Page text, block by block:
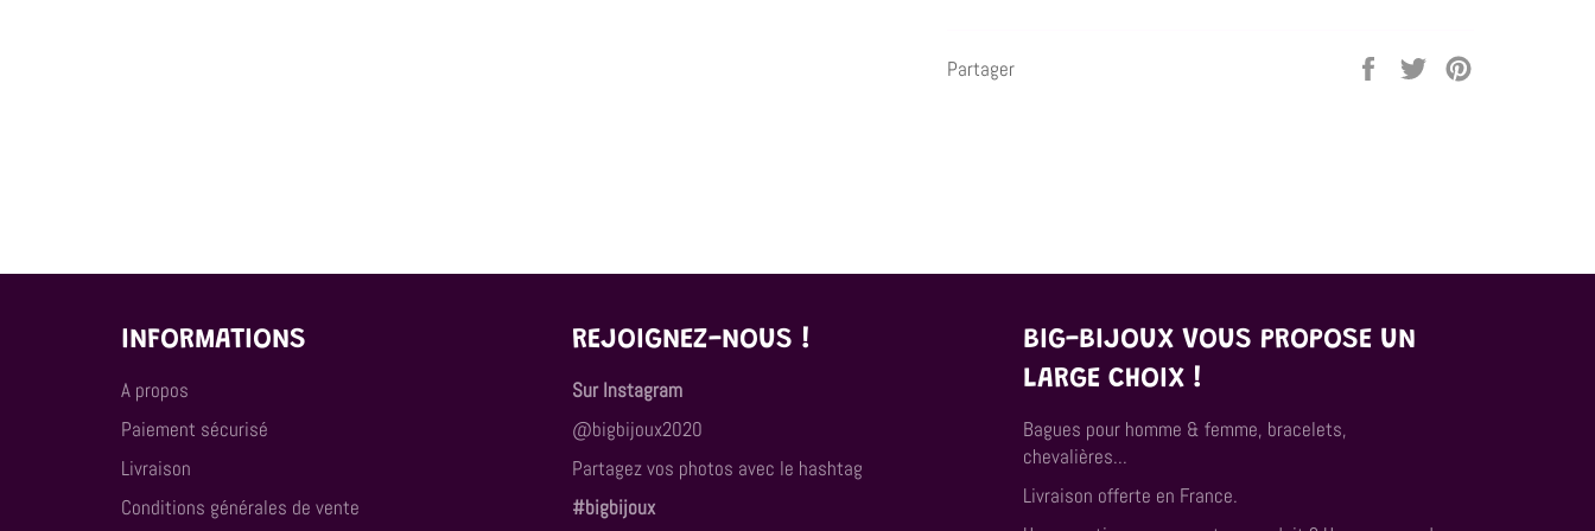
Partager
PartagerTweeter
INFORMATIONS
A propos
Paiement sécurisé
Livraison
Conditions générales de vente
REJOIGNEZ-NOUS !
Sur Instagram
@bigbijoux2020
Partagez vos photos avec le hashtag
#bigbijoux
BIG-BIJOUX VOUS PROPOSE UN
LARGE CHOIX !
Bagues pour homme & femme, bracelets,
chevalières...
Livraison offerte en France.